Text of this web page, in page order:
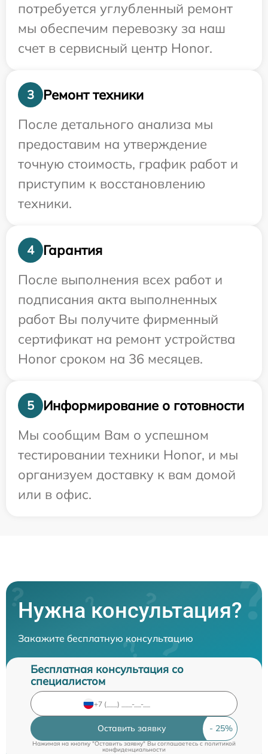
потребуется углубленный ремонт
мы обеспечим перевозку за наш
счет в сервисный центр Honor.
3
Ремонт техники
После детального анализа мы
предоставим на утверждение
точную стоимость, график работ и
приступим к восстановлению
техники.
4
Гарантия
После выполнения всех работ и
подписания акта выполненных
работ Вы получите фирменный
сертификат на ремонт устройства
Honor сроком на 36 месяцев.
5
Информирование о готовности
Мы сообщим Вам о успешном
тестировании техники Honor, и мы
организуем доставку к вам домой
или в офис.
Нужна консультация?
Закажите бесплатную консультацию
Бесплатная консультация со
специалистом
Оставить заявку
Нажимая на кнопку "Оставить заявку" Вы соглашаетесь cполитикой
конфиденциальности